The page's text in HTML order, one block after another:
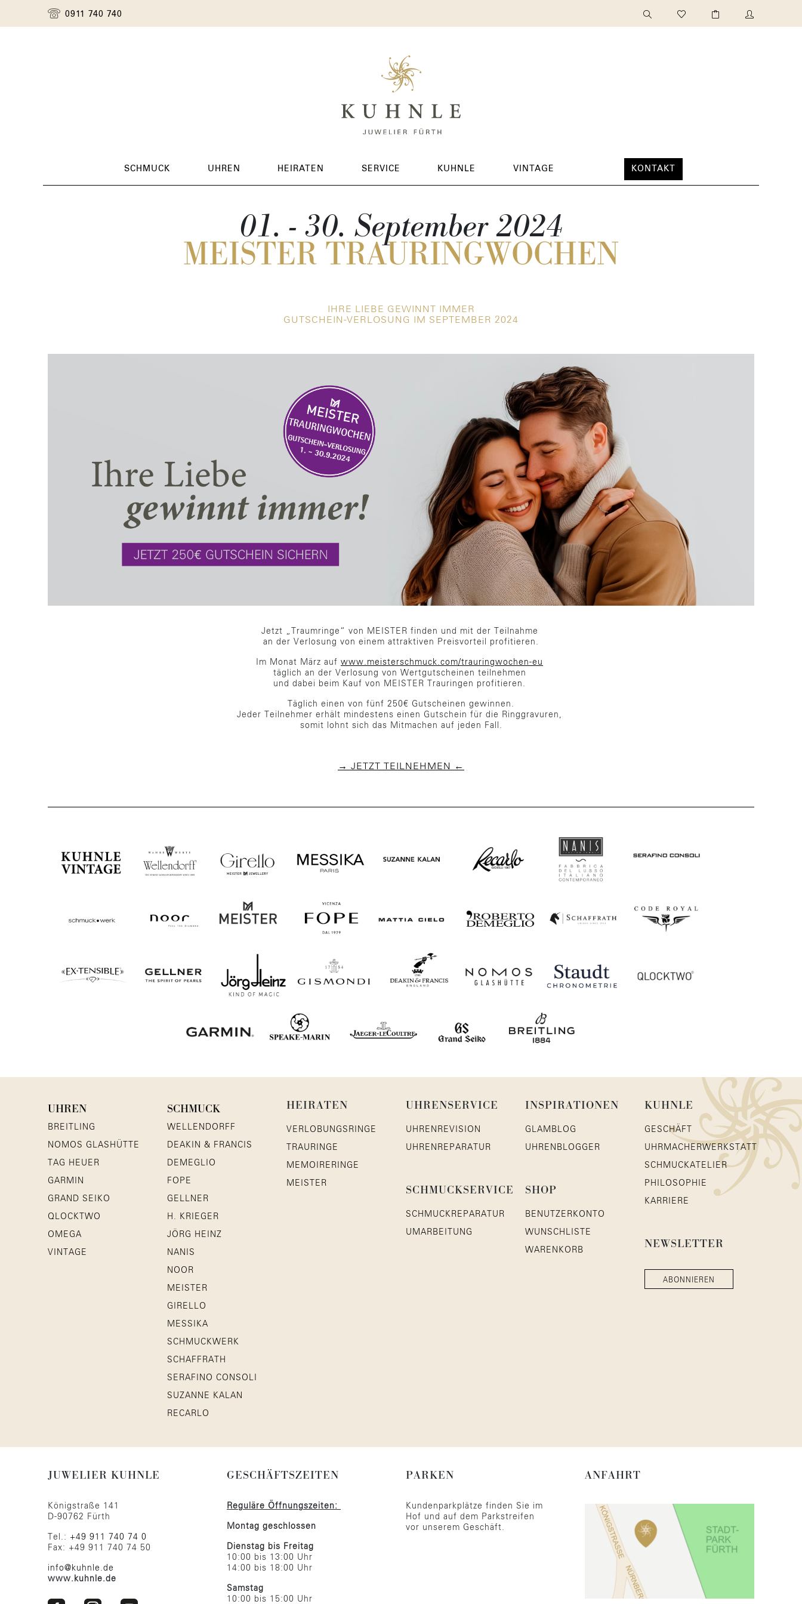
0911 740 740
SCHMUCK UHREN HEIRATEN SERVICE KUHNLE VINTAGE KONTAKT
01. - 30. September 2024
MEISTER TRAURINGWOCHEN
IHRE LIEBE GEWINNT IMMER
GUTSCHEIN-VERLOSUNG IM SEPTEMBER 2024
Jetzt „Traumringe“ von MEISTER finden und mit der Teilnahme
an der Verlosung von einem attraktiven Preisvorteil profitieren.
Im Monat März auf www.meisterschmuck.com/trauringwochen-eu
täglich an der Verlosung von Wertgutscheinen teilnehmen
und dabei beim Kauf von MEISTER Trauringen profitieren.
Täglich einen von fünf 250€ Gutscheinen gewinnen.
Jeder Teilnehmer erhält mindestens einen Gutschein für die Ringgravuren,
somit lohnt sich das Mitmachen auf jeden Fall.
→ JETZT TEILNEHMEN ←
UHREN
BREITLING
NOMOS GLASHÜTTE
TAG HEUER
GARMIN
GRAND SEIKO
QLOCKTWO
OMEGA
VINTAGE
SCHMUCK
WELLENDORFF
DEAKIN & FRANCIS
DEMEGLIO
FOPE
GELLNER
H. KRIEGER
JÖRG HEINZ
NANIS
NOOR
MEISTER
GIRELLO
MESSIKA
SCHMUCKWERK
SCHAFFRATH
SERAFINO CONSOLI
SUZANNE KALAN
RECARLO
HEIRATEN
VERLOBUNGSRINGE
TRAURINGE
MEMOIRERINGE
MEISTER
UHRENSERVICE
UHRENREVISION
UHRENREPARATUR
SCHMUCKSERVICE
SCHMUCKREPARATUR
UMARBEITUNG
INSPIRATIONEN
GLAMBLOG
UHRENBLOGGER
SHOP
BENUTZERKONTO
WUNSCHLISTE
WARENKORB
KUHNLE
GESCHÄFT
UHRMACHERWERKSTATT
SCHMUCKATELIER
PHILOSOPHIE
KARRIERE
NEWSLETTER
ABONNIEREN
JUWELIER KUHNLE
Königstraße 141
D-90762 Fürth
Tel.: +49 911 740 74 0
Fax: +49 911 740 74 50
info@kuhnle.de
www.kuhnle.de
GESCHÄFTSZEITEN
Reguläre Öffnungszeiten:
Montag geschlossen
Dienstag bis Freitag
10:00 bis 13:00 Uhr
14:00 bis 18:00 Uhr
Samstag
10:00 bis 15:00 Uhr
PARKEN
Kundenparkplätze finden Sie im
Hof und auf dem Parkstreifen
vor unserem Geschäft.
ANFAHRT